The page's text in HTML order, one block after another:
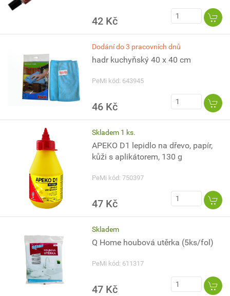
42 Kč
Dodání do 3 pracovních dnů
hadr kuchyňský 40 x 40 cm
PeMi kód: 643945
46 Kč
Skladem 1 ks.
APEKO D1 lepidlo na dřevo, papír,
kůži s aplikátorem, 130 g
PeMi kód: 750397
47 Kč
Skladem
Q Home houbová utěrka (5ks/fol)
PeMi kód: 611317
47 Kč